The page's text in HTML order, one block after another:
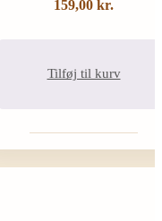
159,00 kr.
Tilføj til kurv